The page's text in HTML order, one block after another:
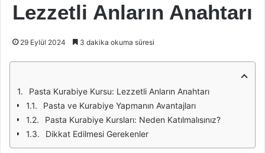
Lezzetli Anların Anahtarı
29 Eylül 2024 3 dakika okuma süresi
Pasta Kurabiye Kursu: Lezzetli Anların Anahtarı
Pasta ve Kurabiye Yapmanın Avantajları
Pasta Kurabiye Kursları: Neden Katılmalısınız?
Dikkat Edilmesi Gerekenler